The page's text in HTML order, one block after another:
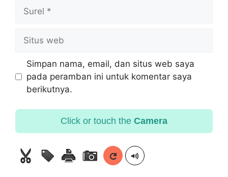
Simpan nama, email, dan situs web saya
pada peramban ini untuk komentar saya
berikutnya.
Click or touch the Camera